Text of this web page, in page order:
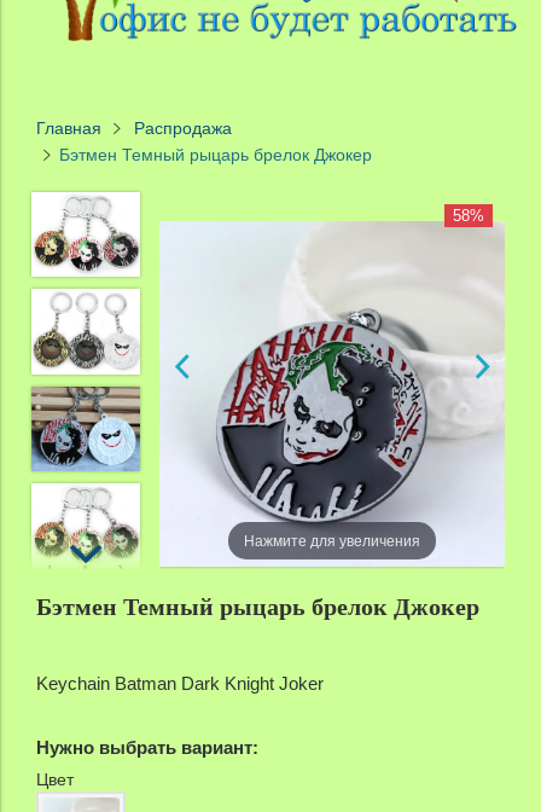
Главная
Распродажа
Бэтмен Темный рыцарь брелок Джокер
58% 58%
Нажмите для увеличения
Бэтмен Темный рыцарь брелок Джокер
Keychain Batman Dark Knight Joker
Нужно выбрать вариант:
Цвет